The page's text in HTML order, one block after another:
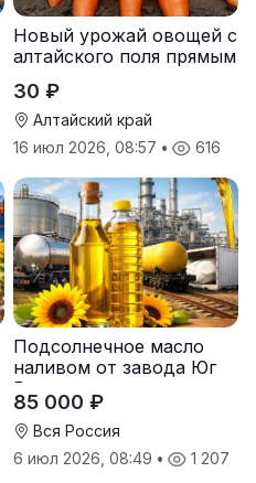
Новый урожай овощей с
алтайского поля прямым
30 ₽
Алтайский край
16 июл 2026, 08:57 • 616
Подсолнечное масло
наливом от завода Юг
Руси
85 000 ₽
Вся Россия
6 июл 2026, 08:49 • 1 207